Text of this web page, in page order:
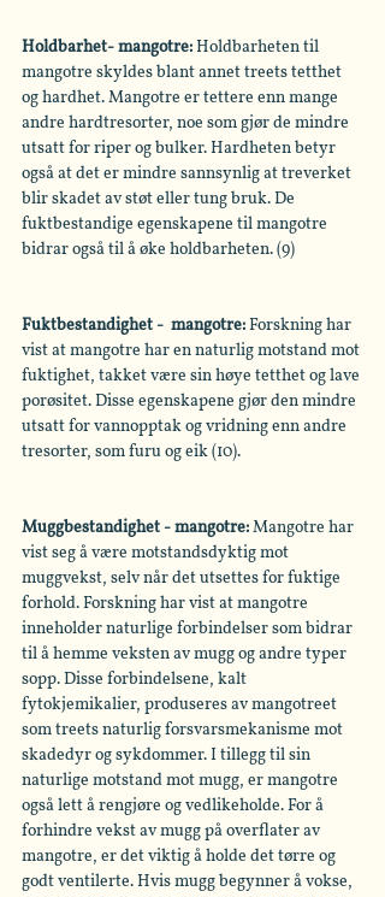
Holdbarhet- mangotre: Holdbarheten til
mangotre skyldes blant annet treets tetthet
og hardhet. Mangotre er tettere enn mange
andre hardtresorter, noe som gjør de mindre
utsatt for riper og bulker. Hardheten betyr
også at det er mindre sannsynlig at treverket
blir skadet av støt eller tung bruk. De
fuktbestandige egenskapene til mangotre
bidrar også til å øke holdbarheten. (9)
Fuktbestandighet -  mangotre: Forskning har
vist at mangotre har en naturlig motstand mot
fuktighet, takket være sin høye tetthet og lave
porøsitet. Disse egenskapene gjør den mindre
utsatt for vannopptak og vridning enn andre
tresorter, som furu og eik (10).
Muggbestandighet - mangotre: Mangotre har
vist seg å være motstandsdyktig mot
muggvekst, selv når det utsettes for fuktige
forhold. Forskning har vist at mangotre
inneholder naturlige forbindelser som bidrar
til å hemme veksten av mugg og andre typer
sopp. Disse forbindelsene, kalt
fytokjemikalier, produseres av mangotreet
som treets naturlig forsvarsmekanisme mot
skadedyr og sykdommer. I tillegg til sin
naturlige motstand mot mugg, er mangotre
også lett å rengjøre og vedlikeholde. For å
forhindre vekst av mugg på overflater av
mangotre, er det viktig å holde det tørre og
godt ventilerte. Hvis mugg begynner å vokse,